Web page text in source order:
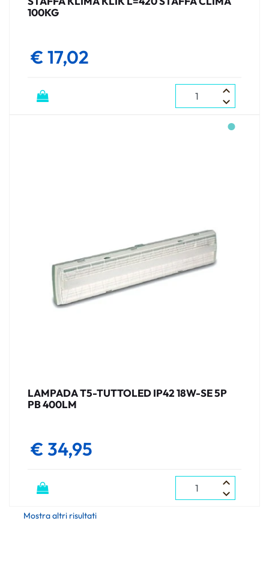
100KG
€ 17,02
Quantità
●
LAMPADA T5-TUTTOLED IP42 18W-SE 5P
PB 400LM
€ 34,95
Quantità
Mostra altri risultati